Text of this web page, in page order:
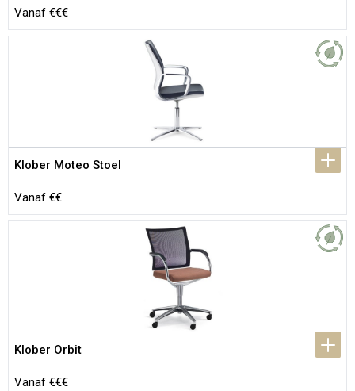
Vanaf €€€
Klober Moteo Stoel
Vanaf €€
Klober Orbit
Vanaf €€€